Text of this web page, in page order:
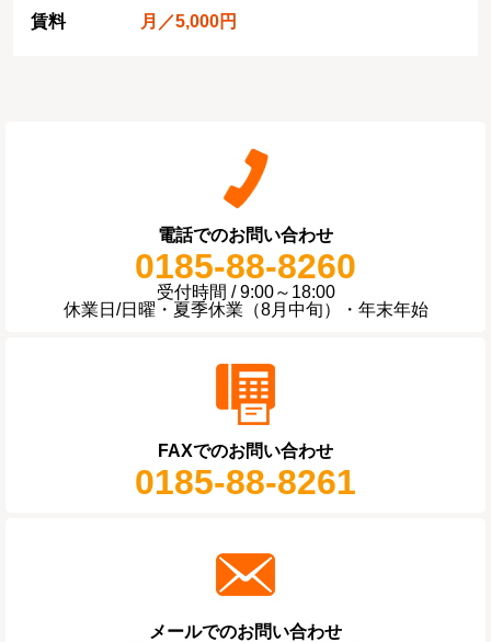
賃料
月／5,000円
電話でのお問い合わせ
0185-88-8260
受付時間 / 9:00～18:00
休業日/日曜・夏季休業（8月中旬）・年末年始
FAXでのお問い合わせ
0185-88-8261
メールでのお問い合わせ